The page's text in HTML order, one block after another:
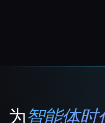
That AI Collection
为智能体时